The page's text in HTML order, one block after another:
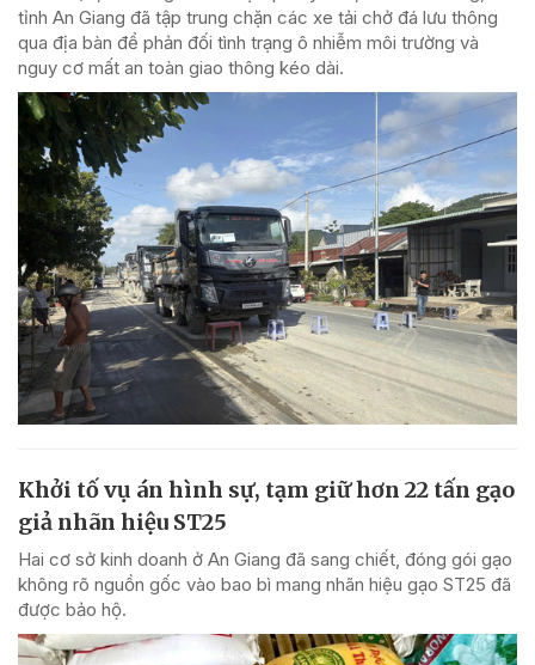
tỉnh An Giang đã tập trung chặn các xe tải chở đá lưu thông
qua địa bàn để phản đối tình trạng ô nhiễm môi trường và
nguy cơ mất an toàn giao thông kéo dài.
Khởi tố vụ án hình sự, tạm giữ hơn 22 tấn gạo
giả nhãn hiệu ST25
Hai cơ sở kinh doanh ở An Giang đã sang chiết, đóng gói gạo
không rõ nguồn gốc vào bao bì mang nhãn hiệu gạo ST25 đã
được bảo hộ.